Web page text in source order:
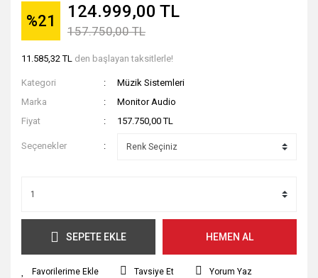
%21 124.999,00 TL
157.750,00 TL
11.585,32 TL den başlayan taksitlerle!
Kategori
Müzik Sistemleri
Marka
Monitor Audio
Fiyat
157.750,00 TL
Seçenekler
SEPETE EKLE HEMEN AL
Tavsiye Et Yorum Yaz